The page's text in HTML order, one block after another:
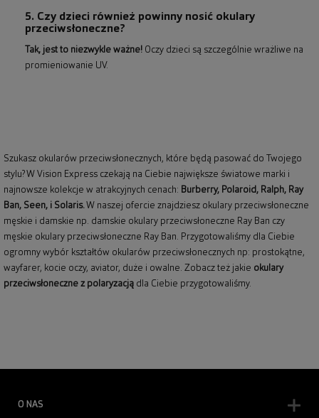
5. Czy dzieci również powinny nosić okulary
przeciwsłoneczne?
Tak, jest to niezwykle ważne! Oczy dzieci są szczególnie wrażliwe na
promieniowanie UV.
Szukasz okularów przeciwsłonecznych, które będą pasować do Twojego
stylu? W Vision Express czekają na Ciebie największe światowe marki i
najnowsze kolekcje w atrakcyjnych cenach: Burberry, Polaroid , Ralph, Ray
Ban, Seen, i Solaris. W naszej ofercie znajdziesz okulary przeciwsłoneczne
męskie i damskie np. damskie okulary przeciwsłoneczne Ray Ban czy
męskie okulary przeciwsłoneczne Ray Ban. Przygotowaliśmy dla Ciebie
ogromny wybór kształtów okularów przeciwsłonecznych np: prostokątne,
wayfarer, kocie oczy, aviator, duże i owalne. Zobacz też jakie okulary
przeciwsłoneczne z polaryzacją dla Ciebie przygotowaliśmy.
O NAS